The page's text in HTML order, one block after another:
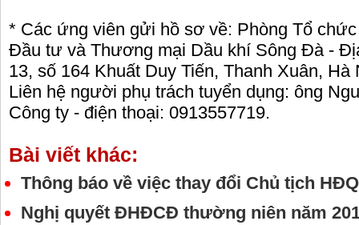
* Các ứng viên gửi hồ sơ về: Phòng Tổ
Đầu tư và Thương mại Dầu khí Sông Đà -
13, số 164 Khuất Duy Tiến, Thanh Xuân, Hà
Liên hệ người phụ trách tuyển dụng: ông
Công ty - điện thoại: 0913557719.
Bài viết khác:
Thông báo về việc thay đổi Chủ tịch
Nghị quyết ĐHĐCĐ thường niên năm